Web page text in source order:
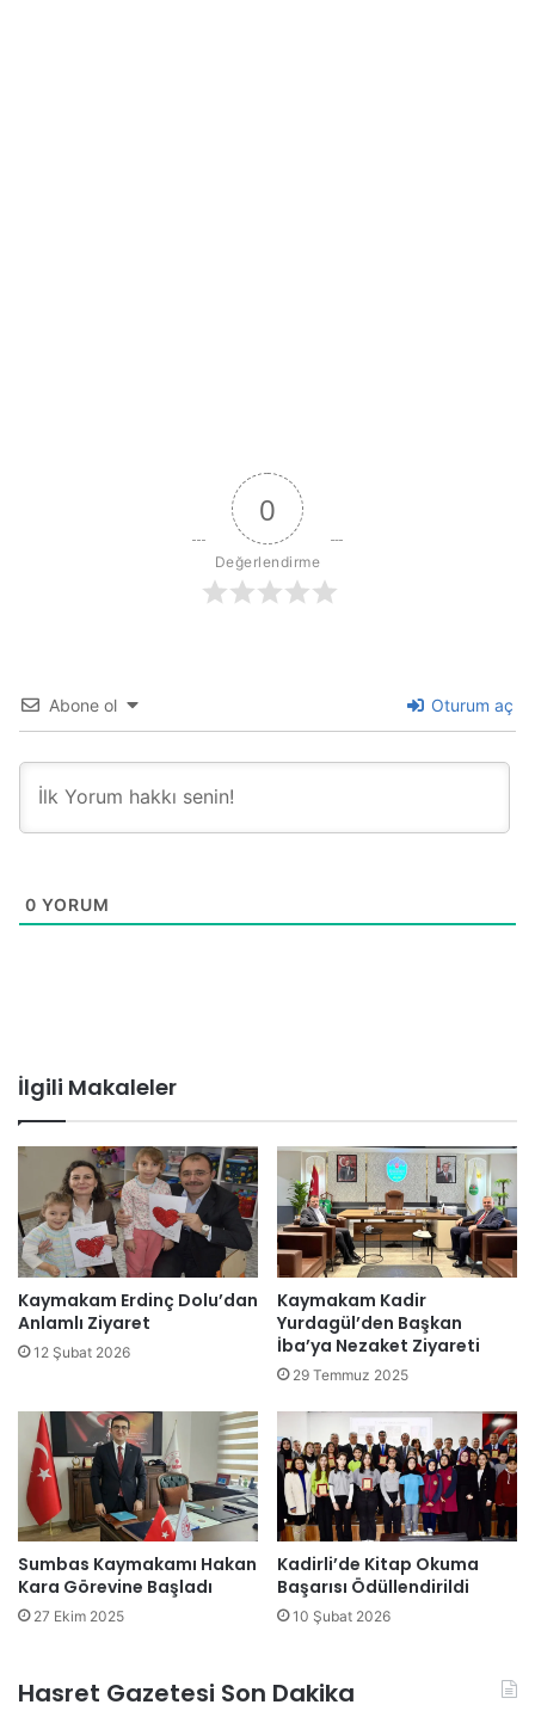
0
Değerlendirme
Abone ol Oturum aç
0 YORUM
İlgili Makaleler
Kaymakam Erdinç Dolu’dan
Anlamlı Ziyaret
12 Şubat 2026
Kaymakam Kadir
Yurdagül’den Başkan
İba’ya Nezaket Ziyareti
29 Temmuz 2025
Sumbas Kaymakamı Hakan
Kara Görevine Başladı
27 Ekim 2025
Kadirli’de Kitap Okuma
Başarısı Ödüllendirildi
10 Şubat 2026
Hasret Gazetesi Son Dakika